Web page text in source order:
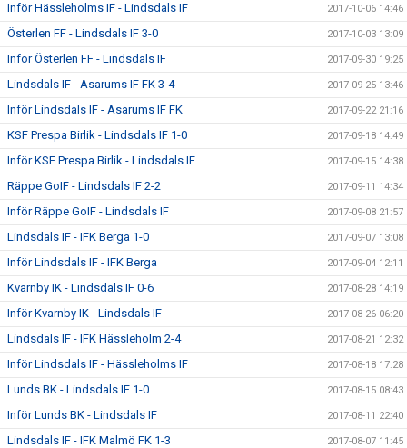
Inför Hässleholms IF - Lindsdals IF 2017-10-06 14:46
Österlen FF - Lindsdals IF 3-0 2017-10-03 13:09
Inför Österlen FF - Lindsdals IF 2017-09-30 19:25
Lindsdals IF - Asarums IF FK 3-4 2017-09-25 13:46
Inför Lindsdals IF - Asarums IF FK 2017-09-22 21:16
KSF Prespa Birlik - Lindsdals IF 1-0 2017-09-18 14:49
Inför KSF Prespa Birlik - Lindsdals IF 2017-09-15 14:38
Räppe GoIF - Lindsdals IF 2-2 2017-09-11 14:34
Inför Räppe GoIF - Lindsdals IF 2017-09-08 21:57
Lindsdals IF - IFK Berga 1-0 2017-09-07 13:08
Inför Lindsdals IF - IFK Berga 2017-09-04 12:11
Kvarnby IK - Lindsdals IF 0-6 2017-08-28 14:19
Inför Kvarnby IK - Lindsdals IF 2017-08-26 06:20
Lindsdals IF - IFK Hässleholm 2-4 2017-08-21 12:32
Inför Lindsdals IF - Hässleholms IF 2017-08-18 17:28
Lunds BK - Lindsdals IF 1-0 2017-08-15 08:43
Inför Lunds BK - Lindsdals IF 2017-08-11 22:40
Lindsdals IF - IFK Malmö FK 1-3 2017-08-07 11:45